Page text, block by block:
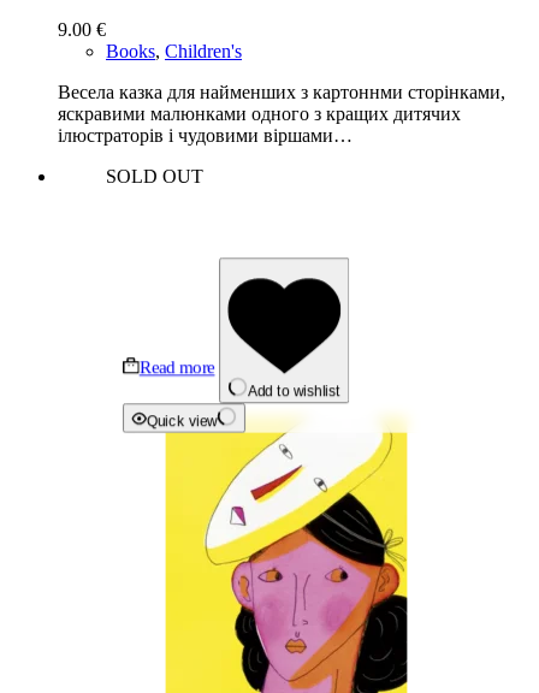
9.00 €
Books, Children's
Весела казка для найменших з картоннми сторінками,
яскравими малюнками одного з кращих дитячих
ілюстраторів і чудовими віршами…
SOLD OUT
Read more
Add to wishlist
Quick view